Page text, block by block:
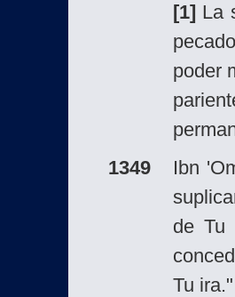
[1] La
poder
1349
Ibn
de
Tu